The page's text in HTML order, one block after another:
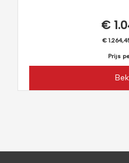
€
€
Prijs